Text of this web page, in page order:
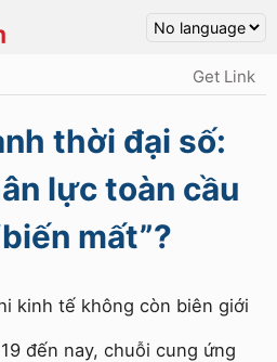
Get Link
thời đại số:
lực toàn cầu
mất”?
kinh tế không còn biên giới
đến nay, chuỗi cung ứng